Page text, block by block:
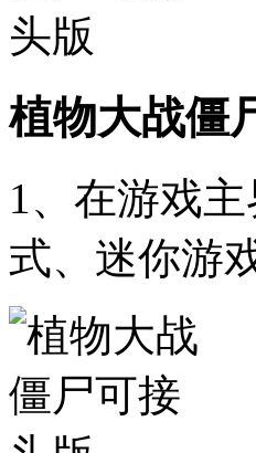
植物大战僵
1、在游戏
式、迷你游